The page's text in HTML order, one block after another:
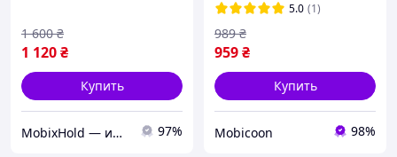
шумоподавления для
Android Acefast
1 120₴
1 600 ₴
Купить
MobixHold — интернет-магазин современных гаджетов и полезных аксессуаров 97%
5.0 (1)
959₴
989 ₴
Купить
Mobicoon 98%